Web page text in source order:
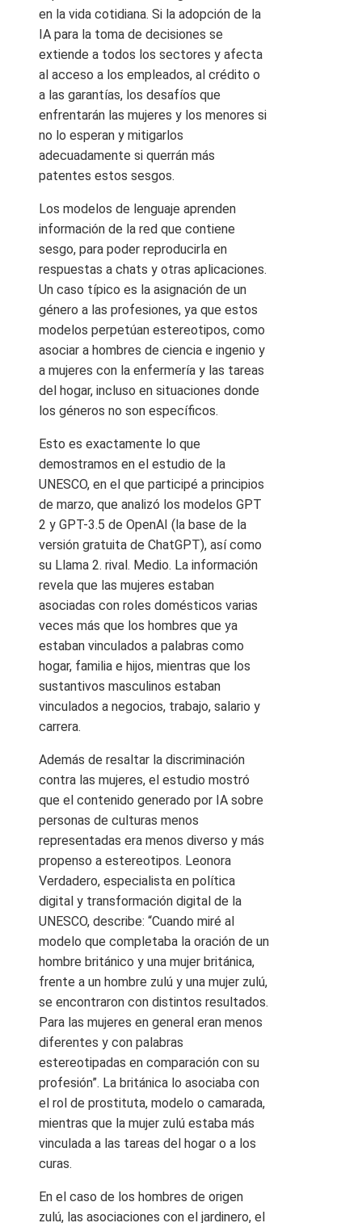
en la vida cotidiana. Si la adopción de la
IA para la toma de decisiones se
extiende a todos los sectores y afecta
al acceso a los empleados, al crédito o
a las garantías, los desafíos que
enfrentarán las mujeres y los menores si
no lo esperan y mitigarlos
adecuadamente si querrán más
patentes estos sesgos.
Los modelos de lenguaje aprenden
información de la red que contiene
sesgo, para poder reproducirla en
respuestas a chats y otras aplicaciones.
Un caso típico es la asignación de un
género a las profesiones, ya que estos
modelos perpetúan estereotipos, como
asociar a hombres de ciencia e ingenio y
a mujeres con la enfermería y las tareas
del hogar, incluso en situaciones donde
los géneros no son específicos.
Esto es exactamente lo que
demostramos en el estudio de la
UNESCO, en el que participé a principios
de marzo, que analizó los modelos GPT
2 y GPT-3.5 de OpenAI (la base de la
versión gratuita de ChatGPT), así como
su Llama 2. rival. Medio. La información
revela que las mujeres estaban
asociadas con roles domésticos varias
veces más que los hombres que ya
estaban vinculados a palabras como
hogar, familia e hijos, mientras que los
sustantivos masculinos estaban
vinculados a negocios, trabajo, salario y
carrera.
Además de resaltar la discriminación
contra las mujeres, el estudio mostró
que el contenido generado por IA sobre
personas de culturas menos
representadas era menos diverso y más
propenso a estereotipos. Leonora
Verdadero, especialista en política
digital y transformación digital de la
UNESCO, describe: “Cuando miré al
modelo que completaba la oración de un
hombre británico y una mujer británica,
frente a un hombre zulú y una mujer zulú,
se encontraron con distintos resultados.
Para las mujeres en general eran menos
diferentes y con palabras
estereotipadas en comparación con su
profesión”. La británica lo asociaba con
el rol de prostituta, modelo o camarada,
mientras que la mujer zulú estaba más
vinculada a las tareas del hogar o a los
curas.
En el caso de los hombres de origen
zulú, las asociaciones con el jardinero, el